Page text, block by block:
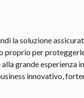
la soluzione
proprio per
grande esperienza
innovativo,